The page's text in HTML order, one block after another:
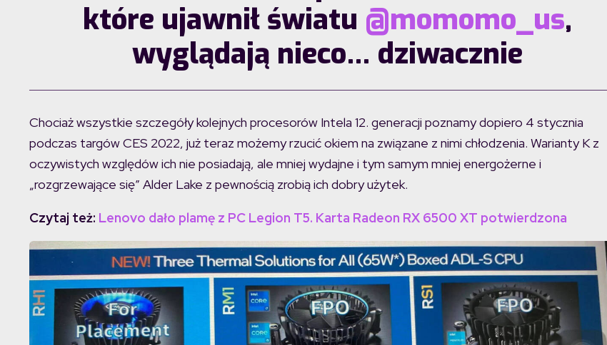
które ujawnił światu @momomo_us,
wyglądają nieco… dziwacznie
Chociaż wszystkie szczegóły kolejnych procesorów Intela 12. generacji poznamy dopiero 4 stycznia
podczas targów CES 2022, już teraz możemy rzucić okiem na związane z nimi chłodzenia. Warianty K z
oczywistych względów ich nie posiadają, ale mniej wydajne i tym samym mniej energożerne i
„rozgrzewające się” Alder Lake z pewnością zrobią ich dobry użytek.
Czytaj też: Lenovo dało plamę z PC Legion T5. Karta Radeon RX 6500 XT potwierdzona